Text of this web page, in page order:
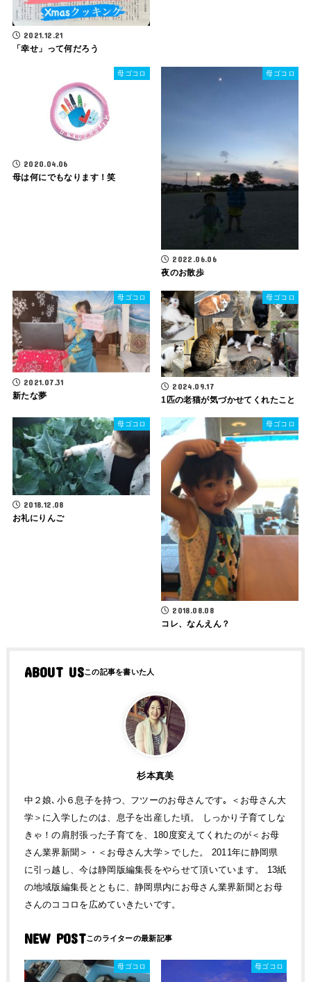
2021.12.21
「幸せ」って何だろう
母ゴコロ
2020.04.06
母は何にでもなります！笑
母ゴコロ
2022.06.06
夜のお散歩
母ゴコロ
2021.07.31
新たな夢
母ゴコロ
2024.09.17
1匹の老猫が気づかせてくれたこと
母ゴコロ
2018.12.08
お礼にりんご
母ゴコロ
2018.08.08
コレ、なんえん？
ABOUT US
杉本真美
中２娘､小６息子を持つ、フツーのお母さんです｡ ＜お母さん大
学＞に入学したのは、息子を出産した頃。 しっかり子育てしな
きゃ！の肩肘張った子育てを、180度変えてくれたのが＜お母
さん業界新聞＞・＜お母さん大学＞でした。 2011年に静岡県
に引っ越し、今は静岡版編集長をやらせて頂いています。 13紙
の地域版編集長とともに、静岡県内にお母さん業界新聞とお母
さんのココロを広めていきたいです。
NEW POST
母ゴコロ 母ゴコロ